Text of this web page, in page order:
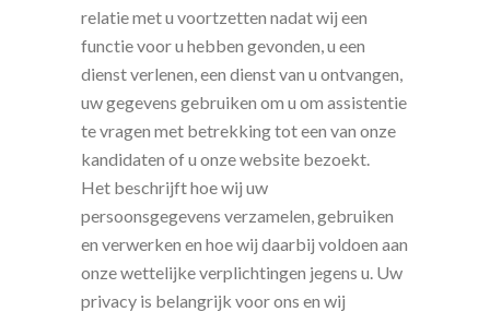
relatie met u voortzetten nadat wij een
functie voor u hebben gevonden, u een
dienst verlenen, een dienst van u ontvangen,
uw gegevens gebruiken om u om assistentie
te vragen met betrekking tot een van onze
kandidaten of u onze website bezoekt.
Het beschrijft hoe wij uw
persoonsgegevens verzamelen, gebruiken
en verwerken en hoe wij daarbij voldoen aan
onze wettelijke verplichtingen jegens u. Uw
privacy is belangrijk voor ons en wij